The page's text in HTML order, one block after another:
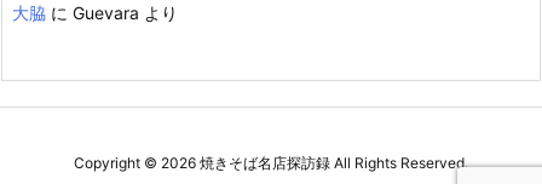
大脇 に Guevara より
Copyright © 2026 焼きそば名店探訪録 All Rights Reserved.